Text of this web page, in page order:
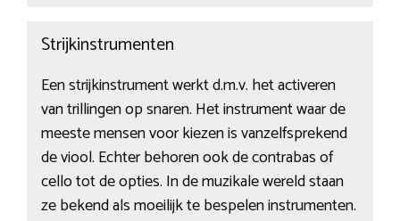
Strijkinstrumenten
Een strijkinstrument werkt d.m.v. het activeren
van trillingen op snaren. Het instrument waar de
meeste mensen voor kiezen is vanzelfsprekend
de viool. Echter behoren ook de contrabas of
cello tot de opties. In de muzikale wereld staan
ze bekend als moeilijk te bespelen instrumenten.